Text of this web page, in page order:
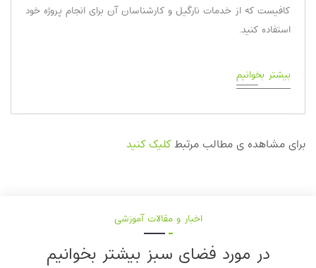
کافیست که از خدمات نارگیل و کارشناسان آن برای انجام پروژه خود
استفاده کنید.
بیشتر بخوانیم
برای مشاهده ی مطالب مرتبطکلیک کنید
اخبار و مقالات آموزشی
در مورد فضای سبز بیشتر بخوانیم